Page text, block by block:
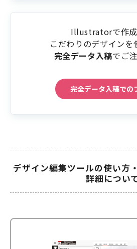
Illustratorで作
こだわりのデザインを
完全データ入稿でご
完全データ入稿での
デザイン編集ツールの使い方
詳細につい